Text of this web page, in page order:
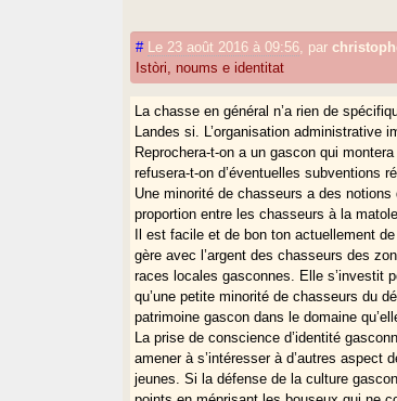
# Le 23 août 2016 à 09:56 par
Istòri, noums e identitat
La chasse en général n’a rien de
Landes si. L’organisation administrative
Reprochera-t-on a un gascon qui
refusera-t-on d’éventuelles subventions
Une minorité de chasseurs a des
proportion entre les chasseurs à la
Il est facile et de bon ton actuellement
gère avec l’argent des chasseurs des
races locales gasconnes. Elle s’investit
qu’une petite minorité de chasseurs du
patrimoine gascon dans le domaine
La prise de conscience d’identité
amener à s’intéresser à d’autres
jeunes. Si la défense de la culture